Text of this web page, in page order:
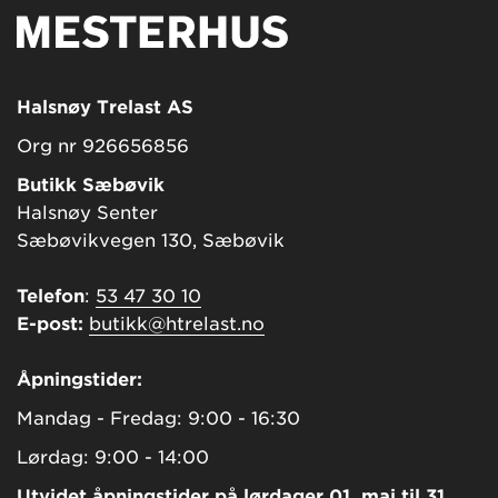
Halsnøy Trelast AS
Org nr 926656856
Butikk Sæbøvik
Halsnøy Senter
Sæbøvikvegen 130, Sæbøvik
Telefon: 53 47 30 10
E-post: butikk@htrelast.no
Åpningstider:
Mandag - Fredag: 9:00 - 16:30
Lørdag: 9:00 - 14:00